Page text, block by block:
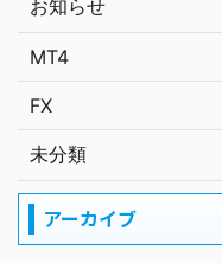
お知らせ
MT4
FX
未分類
アーカイブ